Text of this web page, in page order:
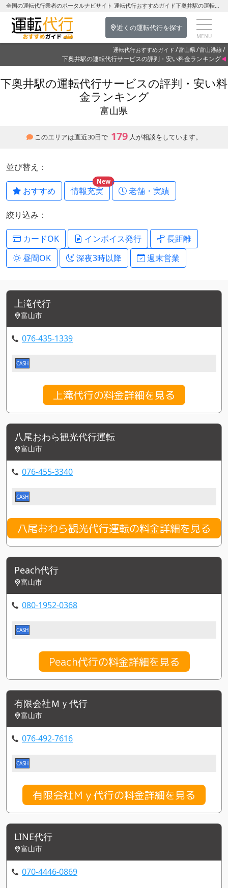
全国の運転代行業者のポータルナビサイト 運転代行おすすめガイド下奥井駅の運転代行を探す-富山県の運転代行
近くの運転代行を探す
運転代行おすすめガイド 富山県 富山港線
下奥井駅の運転代行サービスの評判・安い料金ランキング
下奥井駅の運転代行サービスの評判・安い料
金ランキング
富山県
このエリアは直近30日で 179 人が相談をしています。
並び替え：
おすすめ 情報充実
New
老舗・実績
絞り込み：
カードOK インボイス発行
長距離
昼間OK
深夜3時以降 週末営業
上滝代行
富山市
076-435-1339
CASH
上滝代行の料金詳細を見る
八尾おわら観光代行運転
富山市
076-455-3340
CASH
八尾おわら観光代行運転の料金詳細を見る
Peach代行
富山市
080-1952-0368
CASH
Peach代行の料金詳細を見る
有限会社Ｍｙ代行
富山市
076-492-7616
CASH
有限会社Ｍｙ代行の料金詳細を見る
LINE代行
富山市
070-4446-0869